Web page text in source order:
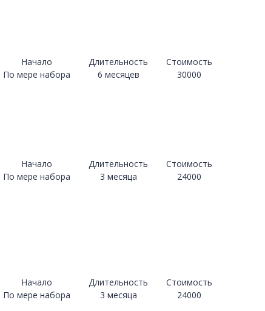
Начало
По мере набора
Длительность
6 месяцев
Стоимость
30000
Начало
По мере набора
Длительность
3 месяца
Стоимость
24000
Начало
По мере набора
Длительность
3 месяца
Стоимость
24000